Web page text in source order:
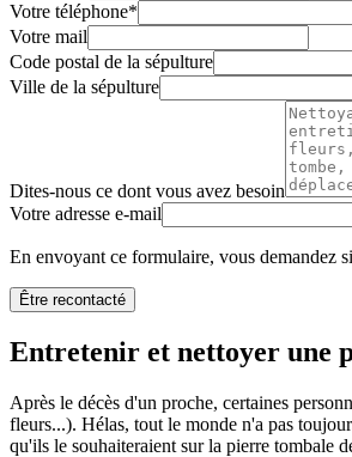
Votre téléphone*
Votre mail
Code postal de la sépulture
Ville de la sépulture
Dites-nous ce dont vous avez besoin
Votre adresse e-mail
En envoyant ce formulaire, vous demandez
Être recontacté
Entretenir et nettoyer une
Après le décès d'un proche, certaines
fleurs...). Hélas, tout le monde n'a pas
qu'ils le souhaiteraient sur la pierre tombale